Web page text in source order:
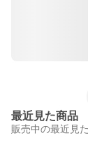
最近見た商品
販売中の最近見